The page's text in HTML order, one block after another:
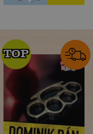
TOP
TOP